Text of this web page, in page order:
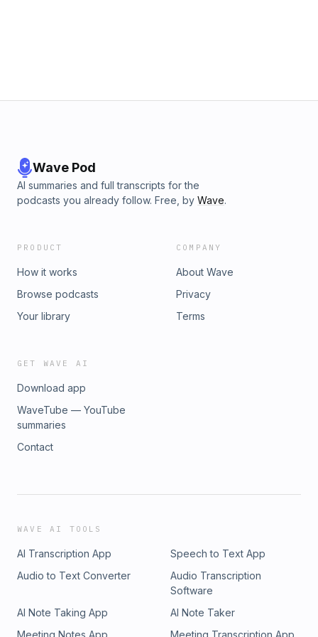
Wave Pod
AI summaries and full transcripts for the
podcasts you already follow. Free, by Wave.
PRODUCT
How it works
Browse podcasts
Your library
COMPANY
About Wave
Privacy
Terms
GET WAVE AI
Download app
WaveTube — YouTube
summaries
Contact
WAVE AI TOOLS
AI Transcription App
Speech to Text App
Audio to Text Converter
Audio Transcription
Software
AI Note Taking App
AI Note Taker
Meeting Notes App
Meeting Transcription App